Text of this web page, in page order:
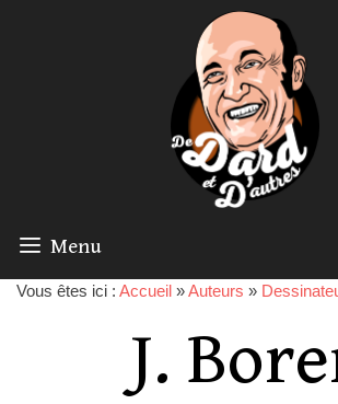
Menu
Vous êtes ici : Accueil »Auteurs »
J.